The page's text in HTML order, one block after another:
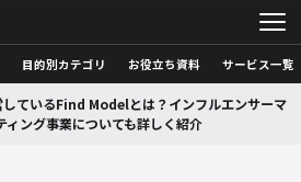
目的別カテゴリ お役立ち資料 サービス一覧
しているFind Modelとは？インフルエンサーマ
ィング事業についても詳しく紹介